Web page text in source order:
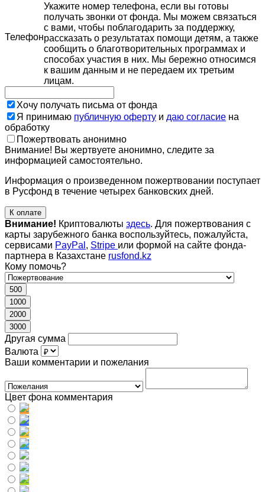
Телефон
Укажите номер телефона, если вы готовы
получать звонки от фонда. Мы можем связаться
с вами, чтобы поблагодарить за поддержку,
рассказать о результатах помощи детям, а также
сообщить о благотворительных программах и
способах участия в них. Мы бережно относимся
к вашим данным и не передаем их третьим
лицам.
Хочу получать письма от фонда
Я принимаю публичную оферту и даю согласие на
обработку
Пожертвовать анонимно
Внимание! Вы жертвуете анонимно, следите за
информацией самостоятельно.
Информация о произведенном пожертвовании поступает
в Русфонд в течение четырех банковских дней.
К оплате
Внимание! Криптовалюты здесь. Для пожертвования с
карты зарубежного банка воспользуйтесь, пожалуйста,
сервисами PayPal , Stripe или формой на сайте фонда-
партнера в Казахстане rusfond.kz
Кому помочь?
500
1000
2000
3000
Другая сумма
Валюта
Ваши комментарии и пожелания
Цвет фона комментария